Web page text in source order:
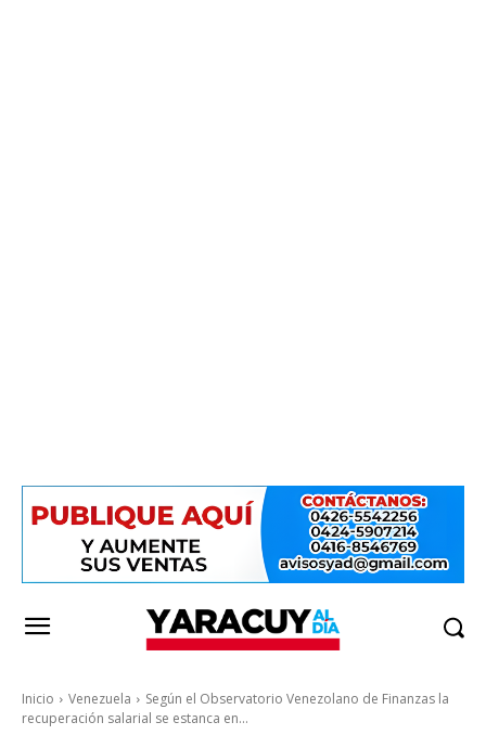
Inicio Venezuela
Según el Observatorio Venezolano de Finanzas la
recuperación salarial se estanca en...